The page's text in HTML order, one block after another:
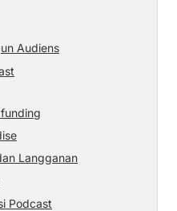
Audiens
Langganan
Podcast